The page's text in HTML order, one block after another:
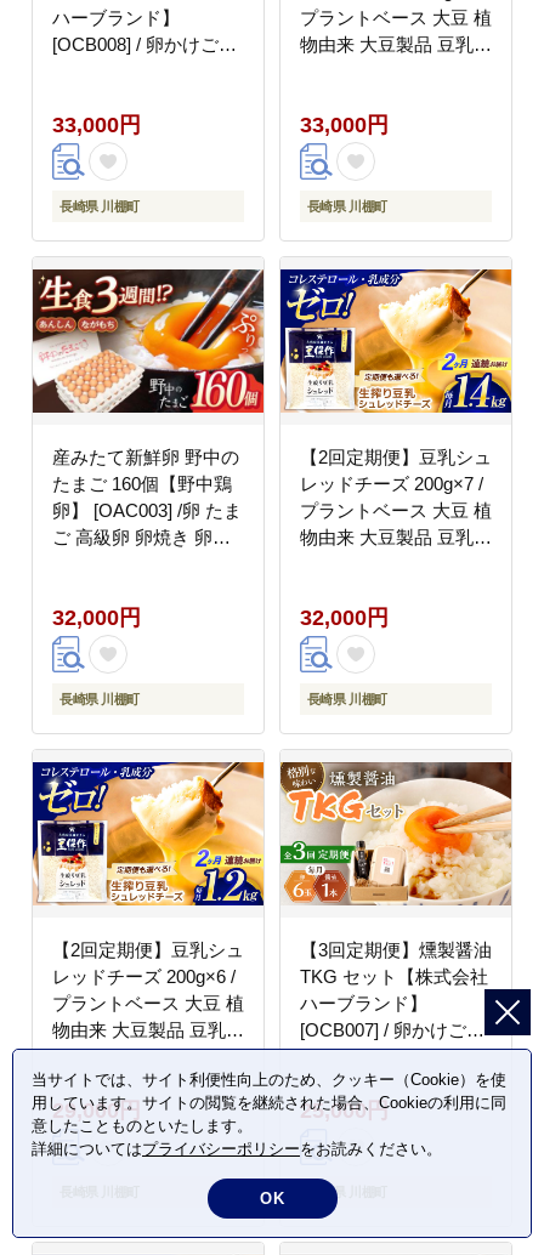
ハーブランド】
[OCB008] / 卵かけごは
甘口醤油 しょうゆ あま
くち 調味料
33,000円
長崎県 川棚町
プラントベース 大豆 植
物由来 大豆製品 豆乳チ
ー対応 ヘルシー コレス
テロールゼロ ソイミル
ク 健康 乳製品不使用
低カロリー パック【大
33,000円
長崎県 川棚町
産みたて新鮮卵 野中の
たまご 160個【野中鶏
卵】 [OAC003] /卵 たま
ご 高級卵 卵焼き 卵か
32,000円
長崎県 川棚町
【2回定期便】豆乳シュ
レッドチーズ 200g×7 /
プラントベース 大豆 植
物由来 大豆製品 豆乳チ
ー対応 ヘルシー コレス
テロールゼロ ソイミル
ク 健康 乳製品不使用
低カロリー パック【大
32,000円
長崎県 川棚町
【2回定期便】豆乳シュ
レッドチーズ 200g×6 /
プラントベース 大豆 植
物由来 大豆製品 豆乳チ
ーズ シュレッド ヴィー
ガン 植物性 乳アレルギ
ー対応 ヘルシー コレス
テロールゼロ ソイミル
ク 健康 乳製品不使用
低カロリー パック【大
屋食品工業】 [OAB048]
29,000円
【3回定期便】燻製醤油
TKG セット【株式会社
ハーブランド】
[OCB007] / 卵かけごは
ん TKG 朝食 鶏卵 燻製
醤油 スモーク ソース
甘口醤油 しょうゆ あま
くち 調味料
25,000円
長崎県 川棚町
当サイトでは、サイト利便性向上のため、クッキー（Cookie）を使
用しています。サイトの閲覧を継続された場合、Cookieの利用に同
意したことものといたします。
詳細についてはプライバシーポリシーをお読みください。
OK